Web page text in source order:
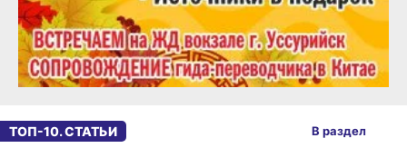
ТОП-10. СТАТЬИ В раздел